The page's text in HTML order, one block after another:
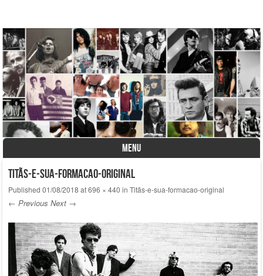
A História do Disco
MENU
Skip to content
Titãs-e-sua-formacao-original
Published 01/08/2018 at696 × 440 in Titãs-e-sua-formacao-original
← Previous Next →